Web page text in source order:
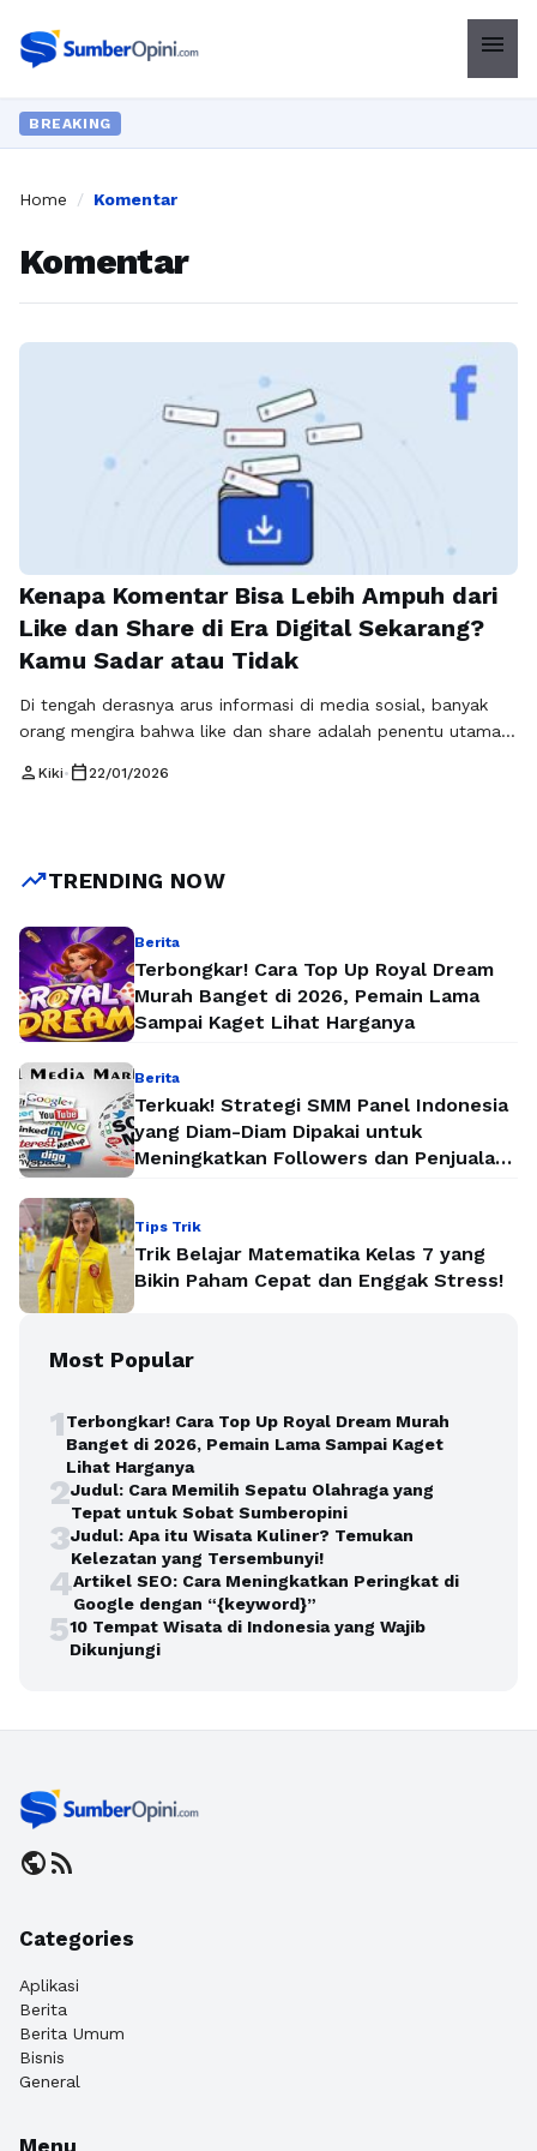
menu
BREAKING
Home / Komentar
Komentar
Kenapa Komentar Bisa Lebih Ampuh dari
Like dan Share di Era Digital Sekarang?
Kamu Sadar atau Tidak
Di tengah derasnya arus informasi di media sosial, banyak
orang mengira bahwa like dan share adalah penentu utama
memainkan peran yang jauh lebih dalam, terutama ketika
digital, termasuk dalam pembahasan yang …
person Kiki• calendar_today 22/01/2026
trending_upTRENDING NOW
Berita
Terbongkar! Cara Top Up Royal Dream
Murah Banget di 2026, Pemain Lama
Sampai Kaget Lihat Harganya
Berita
Terkuak! Strategi SMM Panel Indonesia
yang Diam-Diam Dipakai untuk
Meningkatkan Followers dan Penjualan
Tips Trik
Trik Belajar Matematika Kelas 7 yang
Bikin Paham Cepat dan Enggak Stress!
Most Popular
1Terbongkar! Cara Top Up Royal Dream Murah
Banget di 2026, Pemain Lama Sampai Kaget
Lihat Harganya
2Judul: Cara Memilih Sepatu Olahraga yang
Tepat untuk Sobat Sumberopini
3Judul: Apa itu Wisata Kuliner? Temukan
Kelezatan yang Tersembunyi!
4Artikel SEO: Cara Meningkatkan Peringkat di
Google dengan “{keyword}”
510 Tempat Wisata di Indonesia yang Wajib
Dikunjungi
publicrss_feed
Categories
Aplikasi
Berita
Berita Umum
Bisnis
General
Menu